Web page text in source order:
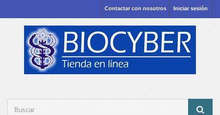
Iniciar sesión
Contactar con nosotros